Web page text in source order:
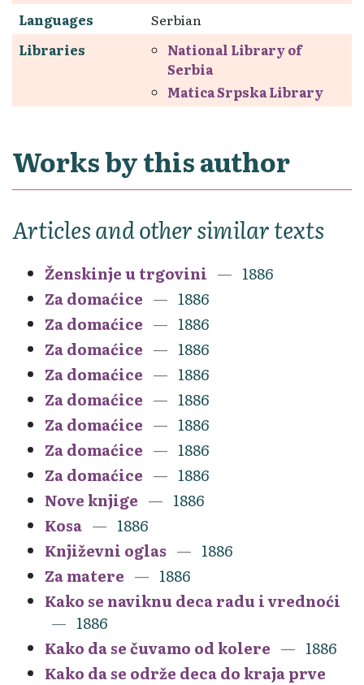
Languages
Serbian
Libraries
National Library of
Serbia
Matica Srpska Library
Works by this author
Articles and other similar texts
Ženskinje u trgovini
1886
Za domaćice
1886
Za domaćice
1886
Za domaćice
1886
Za domaćice
1886
Za domaćice
1886
Za domaćice
1886
Za domaćice
1886
Za domaćice
1886
Nove knjige
1886
Kosa
1886
Književni oglas
1886
Za matere
1886
Kako se naviknu deca radu i vrednoći
1886
Kako da se čuvamo od kolere
1886
Kako da se održe deca do kraja prve